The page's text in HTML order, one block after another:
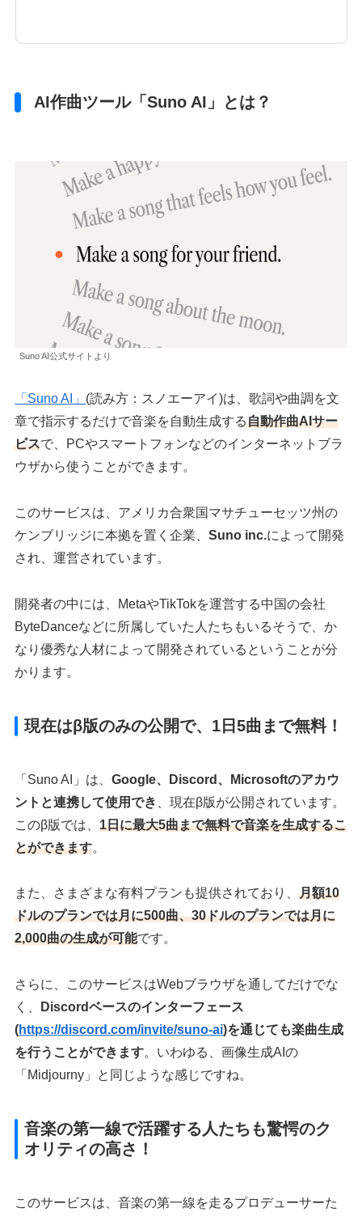
AI作曲ツール「Suno AI」とは？
Suno AI公式サイトより
「Suno AI」 (読み方：スノエーアイ)は、歌詞や曲調を文
章で指示するだけで音楽を自動生成する自動作曲AIサー
ビスで、PCやスマートフォンなどのインターネットブラ
ウザから使うことができます。
このサービスは、アメリカ合衆国マサチューセッツ州の
ケンブリッジに本拠を置く企業、Suno inc.によって開発
され、運営されています。
開発者の中には、MetaやTikTokを運営する中国の会社
ByteDanceなどに所属していた人たちもいるそうで、か
なり優秀な人材によって開発されているということが分
かります。
現在はβ版のみの公開で、1日5曲まで無料！
「Suno AI」は、Google、Discord、Microsoftのアカウ
ントと連携して使用でき
、現在β版が公開されています。
このβ版では、1日に最大5曲まで無料で音楽を生成するこ
とができます。
また、さまざまな有料プランも提供されており、月額10
ドルのプランでは月に500曲、30ドルのプランでは月に
2,000曲の生成が可能です。
さらに、このサービスはWebブラウザを通してだけでな
く、
Discordベースのインターフェース
(https://discord.com/invite/suno-ai)を通じても楽曲生成
を行うことができます。いわゆる、画像生成AIの
「Midjourny」と同じような感じですね。
音楽の第一線で活躍する人たちも驚愕のク
オリティの高さ！
このサービスは、音楽の第一線を走るプロデューサーた